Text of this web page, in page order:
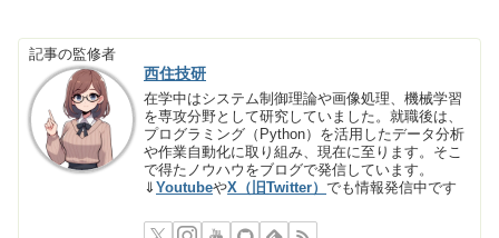
記事の監修者
西住技研
在学中はシステム制御理論や画像処理、機械学習
を専攻分野として研究していました。就職後は、
プログラミング（Python）を活用したデータ分析
や作業自動化に取り組み、現在に至ります。そこ
で得たノウハウをブログで発信しています。
⇓YoutubeやX（旧Twitter）でも情報発信中です